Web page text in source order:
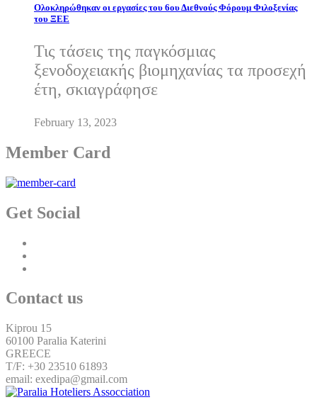
Ολοκληρώθηκαν οι εργασίες του 6ου Διεθνούς Φόρουμ Φιλοξενίας
του ΞΕΕ
Τις τάσεις της παγκόσμιας
ξενοδοχειακής βιομηχανίας τα προσεχή
έτη, σκιαγράφησε
February 13, 2023
Member Card
Get Social
Contact us
Kiprou 15
60100 Paralia Katerini
GREECE
T/F: +30 23510 61893
email: exedipa@gmail.com